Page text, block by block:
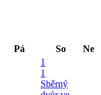
Pá So Ne
1
1
Sběrný